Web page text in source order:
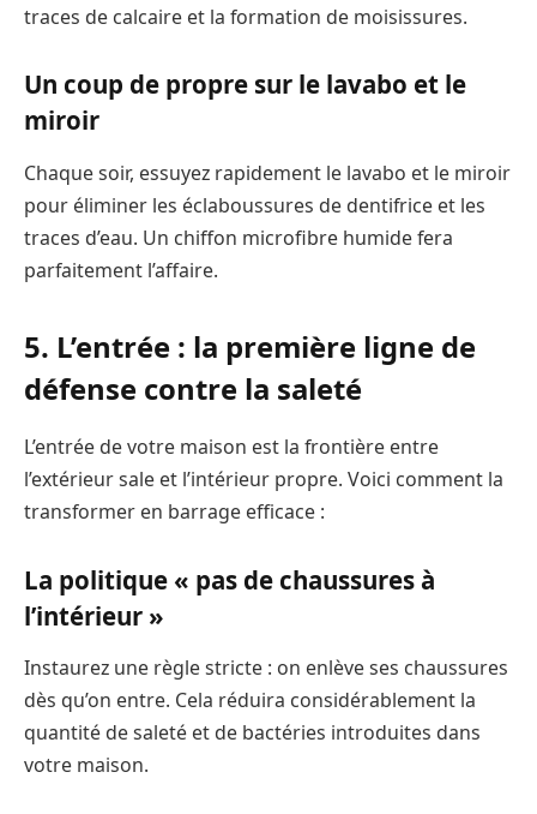
traces de calcaire et la formation de moisissures.
Un coup de propre sur le lavabo et le
miroir
Chaque soir, essuyez rapidement le lavabo et le miroir
pour éliminer les éclaboussures de dentifrice et les
traces d’eau. Un chiffon microfibre humide fera
parfaitement l’affaire.
5. L’entrée : la première ligne de
défense contre la saleté
L’entrée de votre maison est la frontière entre
l’extérieur sale et l’intérieur propre. Voici comment la
transformer en barrage efficace :
La politique « pas de chaussures à
l’intérieur »
Instaurez une règle stricte : on enlève ses chaussures
dès qu’on entre. Cela réduira considérablement la
quantité de saleté et de bactéries introduites dans
votre maison.